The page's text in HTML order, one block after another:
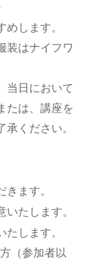
めします。
装はナイフワ
当日において
たは、講座を
ください。
ます。
いたします。
たします。
（参加者以